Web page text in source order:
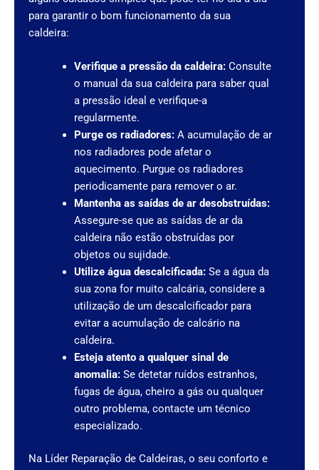
para garantir o bom funcionamento da sua
caldeira:
Verifique a pressão da caldeira:Consulte
o manual da sua caldeira para saber qual
a pressão ideal e verifique-a
regularmente.
Purge os radiadores:A acumulação de ar
nos radiadores pode afetar o
aquecimento. Purgue os radiadores
periodicamente para remover o ar.
Mantenha as saídas de ar desobstruídas:
Assegure-se que as saídas de ar da
caldeira não estão obstruídas por
objetos ou sujidade.
Utilize água descalcificada:Se a água da
sua zona for muito calcária, considere a
utilização de um descalcificador para
evitar a acumulação de calcário na
caldeira.
Esteja atento a qualquer sinal de
anomalia:Se detetar ruídos estranhos,
fugas de água, cheiro a gás ou qualquer
outro problema, contacte um técnico
especializado.
Na Líder Reparação de Caldeiras, o seu conforto e